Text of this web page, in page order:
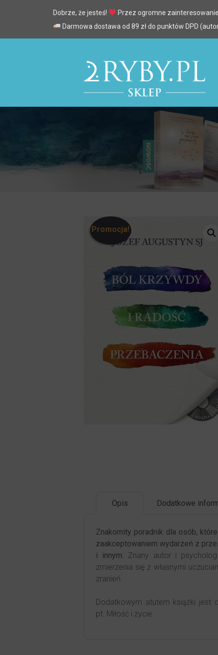
Dobrze, że jesteś! Przez ogromne
Darmowa dostawa od 89 zł do punktów DPD
Promocja!
Opis Dodatkowe
Znakomity poradnik dla osób,
zaakceptowaniem wydarzeń z
i innym.
Znany autor i
zmierzenia się z własnymi
zranień.
Dodatkowym atutem książki jest
pt. Miłość i życie.